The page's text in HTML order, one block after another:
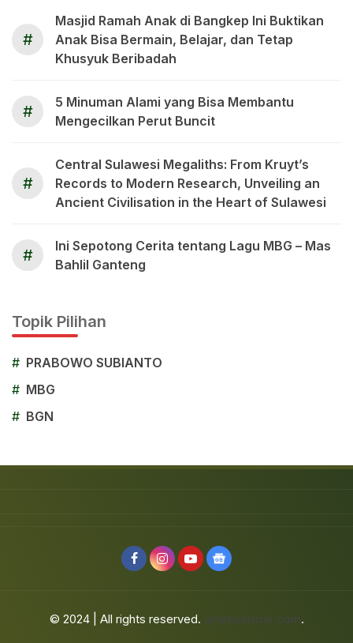
#
Masjid Ramah Anak di Bangkep Ini Buktikan
Anak Bisa Bermain, Belajar, dan Tetap
Khusyuk Beribadah
#
5 Minuman Alami yang Bisa Membantu
Mengecilkan Perut Buncit
#
Central Sulawesi Megaliths: From Kruyt’s
Records to Modern Research, Unveiling an
Ancient Civilisation in the Heart of Sulawesi
#
Ini Sepotong Cerita tentang Lagu MBG – Mas
Bahlil Ganteng
Topik Pilihan
# PRABOWO SUBIANTO
# MBG
# BGN
© 2024 | All rights reserved. jafarbuaisme.com.